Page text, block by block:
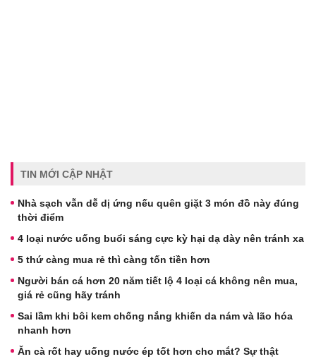
TIN MỚI CẬP NHẬT
Nhà sạch vẫn dễ dị ứng nếu quên giặt 3 món đồ này đúng
thời điểm
4 loại nước uống buổi sáng cực kỳ hại dạ dày nên tránh xa
5 thứ càng mua rẻ thì càng tốn tiền hơn
Người bán cá hơn 20 năm tiết lộ 4 loại cá không nên mua,
giá rẻ cũng hãy tránh
Sai lầm khi bôi kem chống nắng khiến da nám và lão hóa
nhanh hơn
Ăn cà rốt hay uống nước ép tốt hơn cho mắt? Sự thật